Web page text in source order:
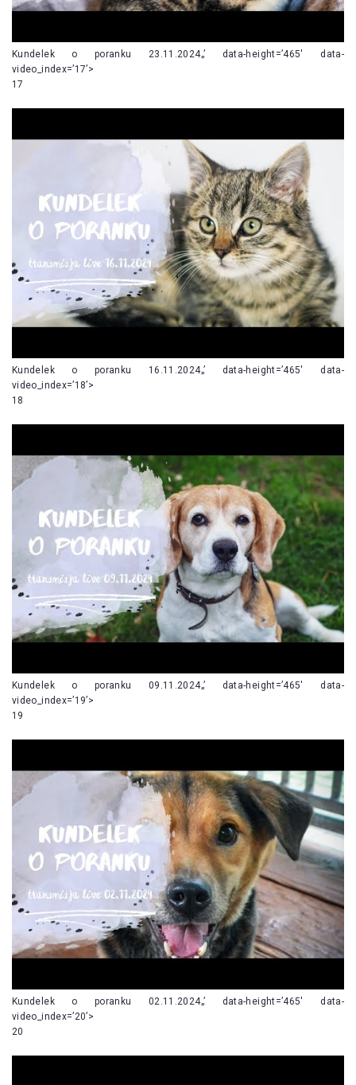
Kundelek o poranku 23.11.2024„’ data-height=’465′ data-
video_index=’17’>
17
Kundelek o poranku 16.11.2024„’ data-height=’465′ data-
video_index=’18’>
18
Kundelek o poranku 09.11.2024„’ data-height=’465′ data-
video_index=’19’>
19
Kundelek o poranku 02.11.2024„’ data-height=’465′ data-
video_index=’20’>
20